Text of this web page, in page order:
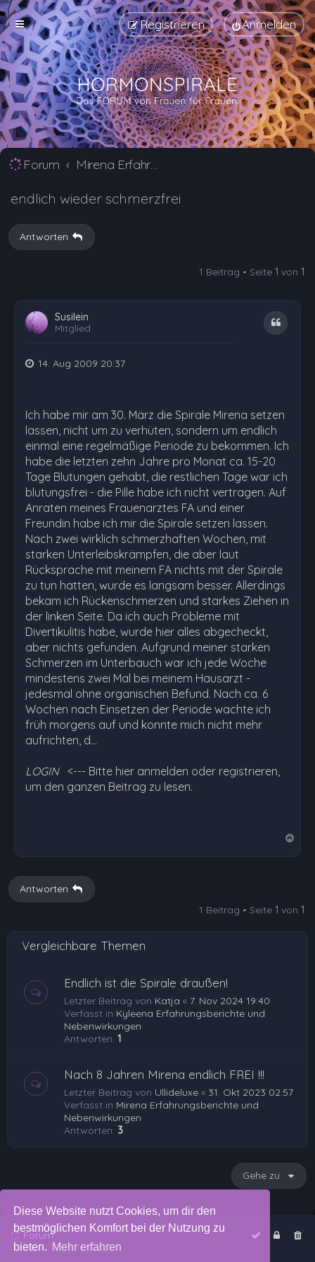
Diese Website nutzt Cookies, um dir den
bestmöglichen Komfort bei der Nutzung zu
bieten. Mehr erfahren
Anmelden
Registrieren
Forum Mirena Erfahrungsberichte und Nebenwirkungen
endlich wieder schmerzfrei
Antworten
1 Beitrag • Seite 1 von 1
Susilein
Mitglied
Zitat
14. Aug 2009 20:37
Ich habe mir am 30. März die Spirale Mirena setzen
lassen, nicht um zu verhüten, sondern um endlich
einmal eine regelmäßige Periode zu bekommen. Ich
habe die letzten zehn Jahre pro Monat ca. 15-20
Tage Blutungen gehabt, die restlichen Tage war ich
blutungsfrei - die Pille habe ich nicht vertragen. Auf
Anraten meines Frauenarztes FA und einer
Freundin habe ich mir die Spirale setzen lassen.
Nach zwei wirklich schmerzhaften Wochen, mit
starken Unterleibskrämpfen, die aber laut
Rücksprache mit meinem FA nichts mit der Spirale
zu tun hatten, wurde es langsam besser. Allerdings
bekam ich Rückenschmerzen und starkes Ziehen in
der linken Seite. Da ich auch Probleme mit
Divertikulitis habe, wurde hier alles abgecheckt,
aber nichts gefunden. Aufgrund meiner starken
Schmerzen im Unterbauch war ich jede Woche
mindestens zwei Mal bei meinem Hausarzt -
jedesmal ohne organischen Befund. Nach ca. 6
Wochen nach Einsetzen der Periode wachte ich
früh morgens auf und konnte mich nicht mehr
aufrichten, d…
LOGIN <--- Bitte hier anmelden oder registrieren,
um den ganzen Beitrag zu lesen.
b
Antworten
1 Beitrag • Seite 1 von 1
Vergleichbare Themen
Endlich ist die Spirale draußen!
Letzter Beitrag von Katja « 7. Nov 2024 19:40
Verfasst in Kyleena Erfahrungsberichte und
Nebenwirkungen
Antworten: 1
Nach 8 Jahren Mirena endlich FREI !!!
Letzter Beitrag von Ullideluxe « 31. Okt 2023 02:57
Verfasst in Mirena Erfahrungsberichte und
Nebenwirkungen
Antworten: 3
Gehe zu
Forum